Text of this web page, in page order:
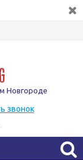
Новгороде
звонок